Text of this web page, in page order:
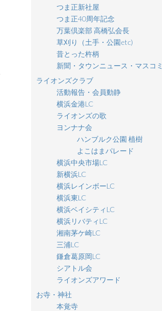
つま正新社屋
つま正40周年記念
万葉倶楽部 高橋弘会長
草刈り（土手・公園etc)
昔とった杵柄
新聞・タウンニュース・マスコミ
ライオンズクラブ
活動報告・会員動静
横浜金港LC
ライオンズの歌
ヨンナナ会
ハンブルク公園 植樹
よこはまパレード
横浜中央市場LC
新横浜LC
横浜レインボーLC
横浜東LC
横浜ベイシティLC
横浜リバティLC
湘南茅ケ崎LC
三浦LC
鎌倉葛原岡LC
シアトル会
ライオンズアワード
お寺・神社
本覚寺